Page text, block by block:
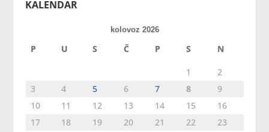
KALENDAR
kolovoz 2026
P U S Č P S N
1
2
3
4 5 6 7 8
9
10
11 12 13 14 15
16
17
18 19 20 21 22
23